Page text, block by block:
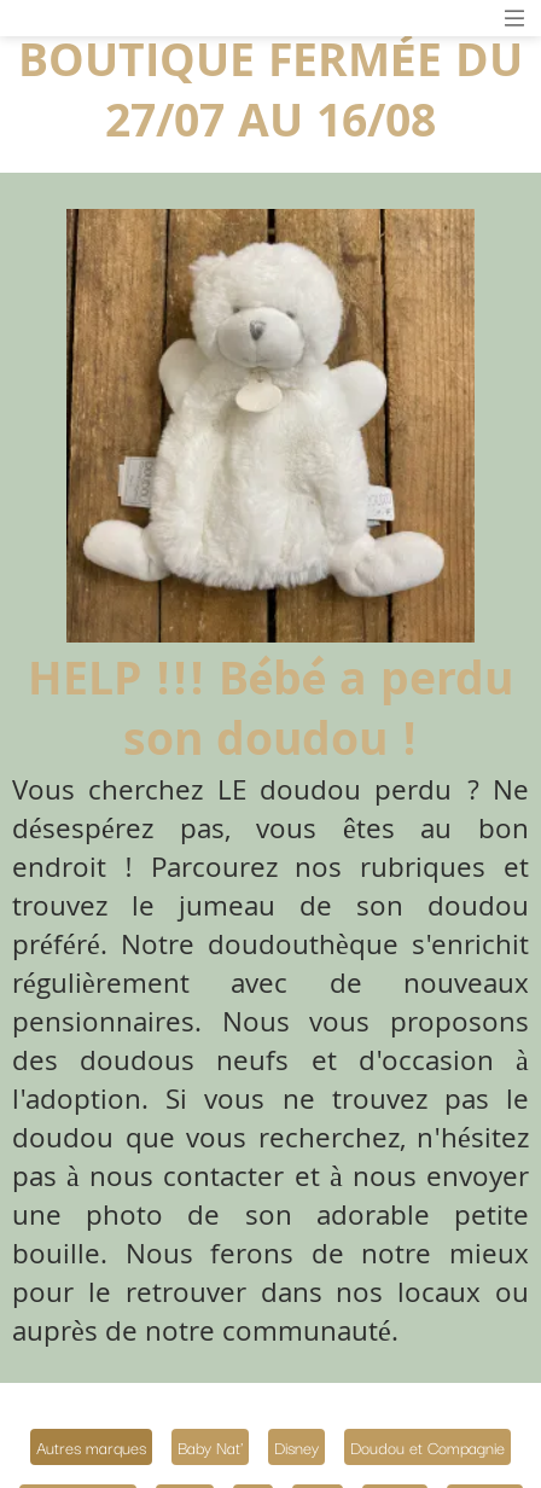
BOUTIQUE FERMÉE DU
27/07 AU 16/08
HELP !!! Bébé a perdu
son doudou !
Vous cherchez LE doudou perdu ? Ne
désespérez pas, vous êtes au bon
endroit ! Parcourez nos rubriques et
trouvez le jumeau de son doudou
préféré. Notre doudouthèque s'enrichit
régulièrement avec de nouveaux
pensionnaires. Nous vous proposons
des doudous neufs et d'occasion à
l'adoption. Si vous ne trouvez pas le
doudou que vous recherchez, n'hésitez
pas à nous contacter et à nous envoyer
une photo de son adorable petite
bouille. Nous ferons de notre mieux
pour le retrouver dans nos locaux ou
auprès de notre communauté.
Autres marques Baby Nat' Disney Doudou et Compagnie